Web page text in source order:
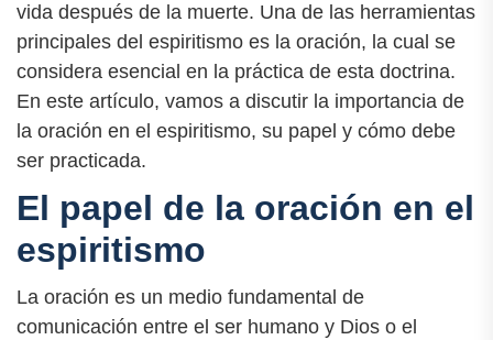
vida después de la muerte. Una de las herramientas
principales del espiritismo es la oración, la cual se
considera esencial en la práctica de esta doctrina.
En este artículo, vamos a discutir la importancia de
la oración en el espiritismo, su papel y cómo debe
ser practicada.
El papel de la oración en el
espiritismo
La oración es un medio fundamental de
comunicación entre el ser humano y Dios o el